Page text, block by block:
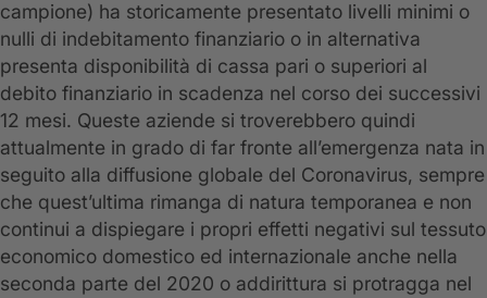
campione) ha storicamente presentato livelli minimi o
nulli di indebitamento finanziario o in alternativa
presenta disponibilità di cassa pari o superiori al
debito finanziario in scadenza nel corso dei successivi
12 mesi. Queste aziende si troverebbero quindi
attualmente in grado di far fronte all’emergenza nata in
seguito alla diffusione globale del Coronavirus, sempre
che quest’ultima rimanga di natura temporanea e non
continui a dispiegare i propri effetti negativi sul tessuto
economico domestico ed internazionale anche nella
seconda parte del 2020 o addirittura si protragga nel